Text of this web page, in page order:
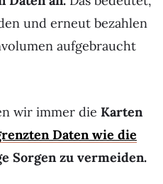
und erneut bezahlen
aufgebraucht
wir immer die Karten
Daten wie die
Sorgen zu vermeiden.